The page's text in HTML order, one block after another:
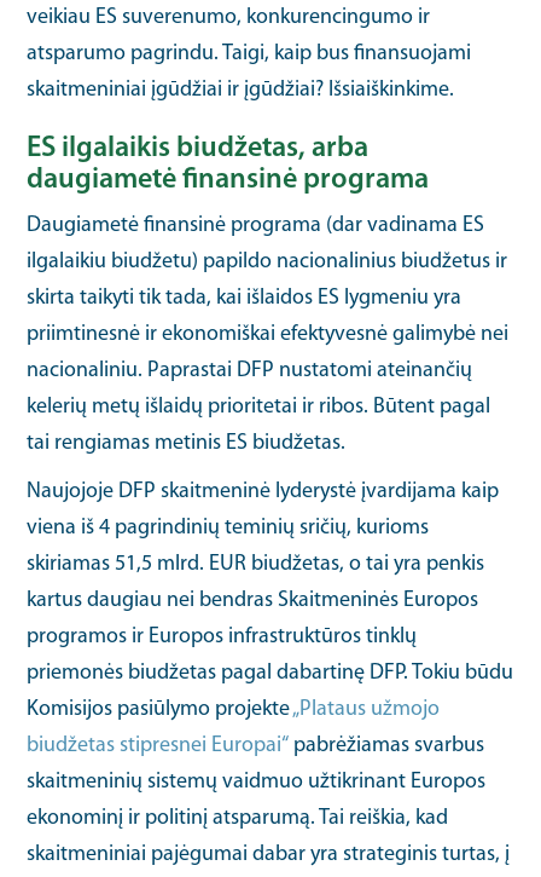
veikiau ES suverenumo, konkurencingumo ir
atsparumo pagrindu. Taigi, kaip bus finansuojami
skaitmeniniai įgūdžiai ir įgūdžiai? Išsiaiškinkime.
ES ilgalaikis biudžetas, arba
daugiametė finansinė programa
Daugiametė finansinė programa (dar vadinama ES
ilgalaikiu biudžetu) papildo nacionalinius biudžetus ir
skirta taikyti tik tada, kai išlaidos ES lygmeniu yra
priimtinesnė ir ekonomiškai efektyvesnė galimybė nei
nacionaliniu. Paprastai DFP nustatomi ateinančių
kelerių metų išlaidų prioritetai ir ribos. Būtent pagal
tai rengiamas metinis ES biudžetas.
Naujojoje DFP skaitmeninė lyderystė įvardijama kaip
viena iš 4 pagrindinių teminių sričių, kurioms
skiriamas 51,5 mlrd. EUR biudžetas, o tai yra penkis
kartus daugiau nei bendras Skaitmeninės Europos
programos ir Europos infrastruktūros tinklų
priemonės biudžetas pagal dabartinę DFP. Tokiu būdu
Komisijos pasiūlymo projekte„Plataus užmojo
biudžetas stipresnei Europai“ pabrėžiamas svarbus
skaitmeninių sistemų vaidmuo užtikrinant Europos
ekonominį ir politinį atsparumą. Tai reiškia, kad
skaitmeniniai pajėgumai dabar yra strateginis turtas, į